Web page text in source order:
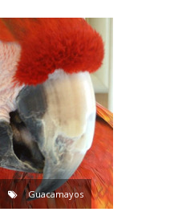
Guacamayos